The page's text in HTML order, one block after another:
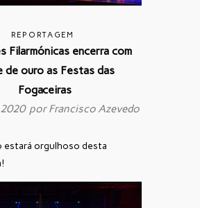
REPORTAGEM
Filarmónicas encerra com
de ouro as Festas das
Fogaceiras
2020 porFrancisco Azevedo
estará orgulhoso desta